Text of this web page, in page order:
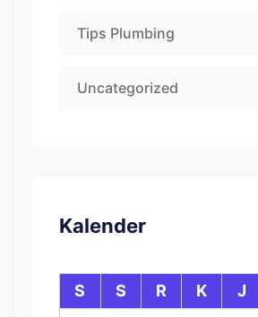
Tips Plumbing
Uncategorized
Kalender
S S R K J